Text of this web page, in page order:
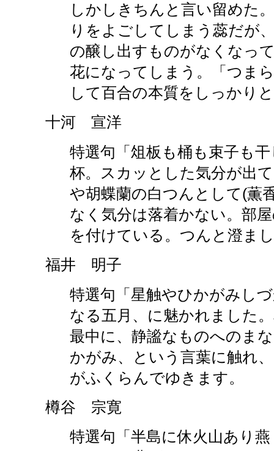
しかしきちんと言い留めた
りをよごしてしまう蕊だが
の醸し出すものがなくなっ
花になってしまう。「つま
して百合の本質をしっかり
十河 宣洋
特選句「俎板も桶も束子も
杯。スカッとした気分が出
や胡蝶蘭の白つんとして(薫
なく気分は落着かない。部
を付けている。つんと澄ま
福井 明子
特選句「星触やひかがみし
なる五月、に魅かれました
最中に、静謐なものへのま
かがみ、という言葉に触れ
がふくらんでゆきます。
樽谷 宗寛
特選句「半島に休火山あり